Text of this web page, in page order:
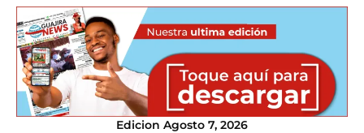
Edicion Agosto 7, 2026